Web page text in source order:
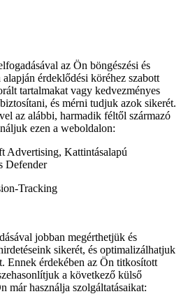
az Ön böngészési és
alapján érdeklődési köréhez szabott
tartalmakat vagy kedvezményes
és mérni tudjuk azok sikerét.
az alábbi, harmadik féltől származó
ezen a weboldalon:
Advertising, Kattintásalapú
Defender
Tracking
jobban megérthetjük és
sikerét, és optimalizálhatjuk
Ennek érdekében az Ön titkosított
a következő külső
már használja szolgáltatásaikat: